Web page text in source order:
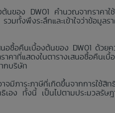
ต้นของ DW01 คำนวณจากราค
งพึงระลึกและเข้าใจว่าข้อมูลร
อซื้อคืนเบื้องต้นของ DW01 ด้ว
คาที่แสดงในตารางเสนอซื้อคืน
กบริษัท
ภาระภาษีที่เกิดขึ้นจากการใช้
ทธิเอง ทั้งนี้ เป็นไปตามประมวล